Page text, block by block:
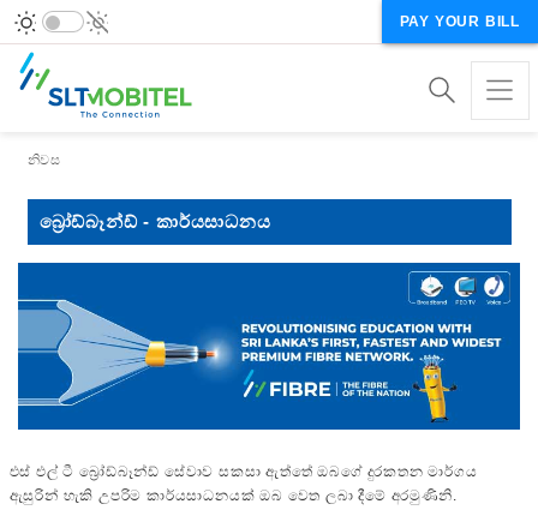
PAY YOUR BILL
Breadcrumb
නිවස
බ්‍රෝඩ්බෑන්ඩ් - කාර්යසාධනය
එස් එල් ටී බ්‍රෝඩ්බෑන්ඩ් සේවාව සකසා ඇත්තේ ඔබගේ දුරකතන මාර්ගය
ඇසුරින් හැකි උපරිම කාර්යසාධනයක් ඔබ වෙත ලබා දීමේ අරමුණිනි.